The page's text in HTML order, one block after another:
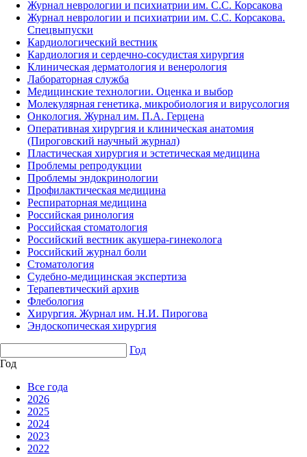
Журнал неврологии и психиатрии им. С.С. Корсакова
Журнал неврологии и психиатрии им. С.С. Корсакова.
Спецвыпуски
Кардиологический вестник
Кардиология и сердечно-сосудистая хирургия
Клиническая дерматология и венерология
Лабораторная служба
Медицинские технологии. Оценка и выбор
Молекулярная генетика, микробиология и вирусология
Онкология. Журнал им. П.А. Герцена
Оперативная хирургия и клиническая анатомия
(Пироговский научный журнал)
Пластическая хирургия и эстетическая медицина
Проблемы репродукции
Проблемы эндокринологии
Профилактическая медицина
Респираторная медицина
Российская ринология
Российская стоматология
Российский вестник акушера-гинеколога
Российский журнал боли
Стоматология
Судебно-медицинская экспертиза
Терапевтический архив
Флебология
Хирургия. Журнал им. Н.И. Пирогова
Эндоскопическая хирургия
Год
Год
Все года
2026
2025
2024
2023
2022